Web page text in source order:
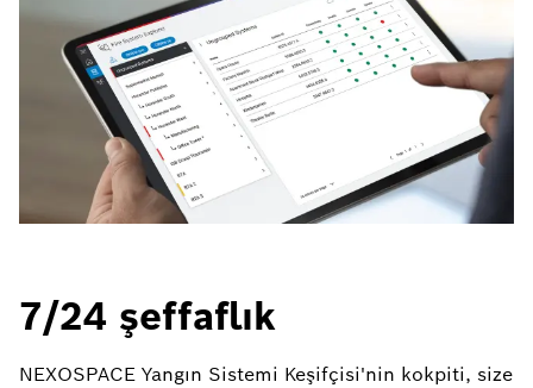
7/24 şeffaflık
NEXOSPACE Yangın Sistemi Keşifçisi'nin kokpiti, size